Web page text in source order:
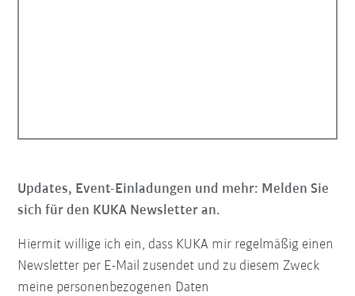
Updates, Event-Einladungen und mehr: Melden Sie
sich für den KUKA Newsletter an.
Hiermit willige ich ein, dass KUKA mir regelmäßig einen
Newsletter per E-Mail zusendet und zu diesem Zweck
meine personenbezogenen Daten